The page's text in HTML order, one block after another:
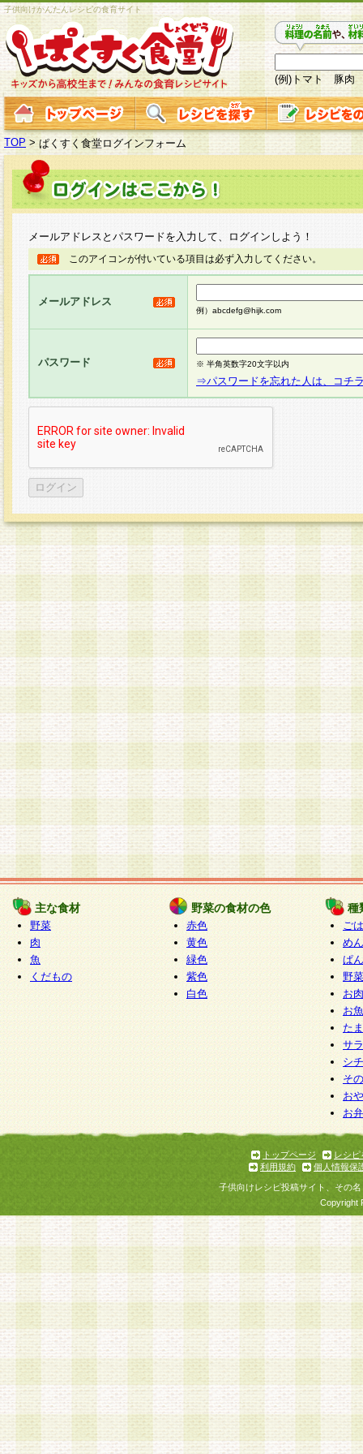
子供向けかんたんレシピの食育サイト
(例)トマト 豚肉
TOP > ぱくすく食堂ログインフォーム
メールアドレスとパスワードを入力して、ログインしよう！
このアイコンが付いている項目は必ず入力してください。
メールアドレス
例）abcdefg@hijk.com
パスワード ※ 半角英数字20文字以内
⇒パスワードを忘れた人は、コチ
主な食材
野菜
肉
魚
くだもの
野菜の食材の色
赤色
黄色
緑色
紫色
白色
種
ご
めん
ぱん
野
お
お
た
サ
シ
そ
お
お
トップページ
レシピ
利用規約
個人情報保
子供向けレシピ投稿サイト、その
Copyright